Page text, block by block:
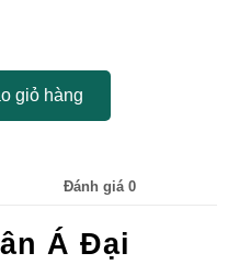
giỏ hàng
Đánh giá 0
Á Đại